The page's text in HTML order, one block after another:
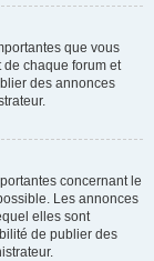
que vous
chaque forum et
des annonces
concernant le
Les annonces
elles sont
de publier des